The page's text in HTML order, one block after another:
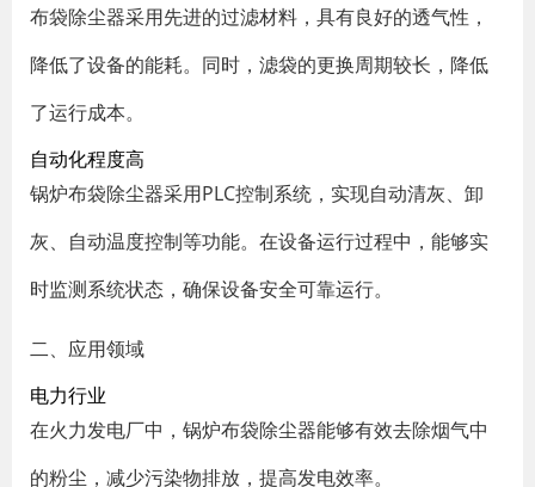
布袋除尘器采用先进的过滤材料，具有良好的透气性，
降低了设备的能耗。同时，滤袋的更换周期较长，降低
了运行成本。
自动化程度高
锅炉布袋除尘器采用PLC控制系统，实现自动清灰、卸
灰、自动温度控制等功能。在设备运行过程中，能够实
时监测系统状态，确保设备安全可靠运行。
二、应用领域
电力行业
在火力发电厂中，锅炉布袋除尘器能够有效去除烟气中
的粉尘，减少污染物排放，提高发电效率。